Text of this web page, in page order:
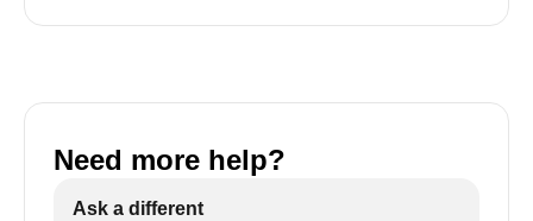
Need more help?
Ask a different